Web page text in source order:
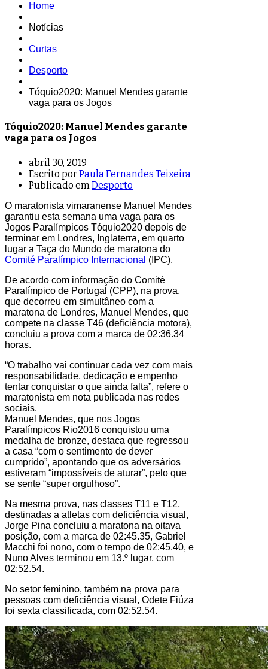
Home
Notícias
Curtas
Desporto
Tóquio2020: Manuel Mendes garante
vaga para os Jogos
Tóquio2020: Manuel Mendes garante
vaga para os Jogos
abril 30, 2019
Escrito porPaula Fernandes Teixeira
Publicado em Desporto
O maratonista vimaranense Manuel Mendes
garantiu esta semana uma vaga para os
Jogos Paralímpicos Tóquio2020 depois de
terminar em Londres, Inglaterra, em quarto
lugar a Taça do Mundo de maratona do
Comité Paralímpico Internacional (IPC).
De acordo com informação do Comité
Paralímpico de Portugal (CPP), na prova,
que decorreu em simultâneo com a
maratona de Londres, Manuel Mendes, que
compete na classe T46 (deficiência motora),
concluiu a prova com a marca de 02:36.34
horas.
“O trabalho vai continuar cada vez com mais
responsabilidade, dedicação e empenho
tentar conquistar o que ainda falta”, refere o
maratonista em nota publicada nas redes
sociais.
Manuel Mendes, que nos Jogos
Paralímpicos Rio2016 conquistou uma
medalha de bronze, destaca que regressou
a casa “com o sentimento de dever
cumprido”, apontando que os adversários
estiveram “impossíveis de aturar”, pelo que
se sente “super orgulhoso”.
Na mesma prova, nas classes T11 e T12,
destinadas a atletas com deficiência visual,
Jorge Pina concluiu a maratona na oitava
posição, com a marca de 02:45.35, Gabriel
Macchi foi nono, com o tempo de 02:45.40, e
Nuno Alves terminou em 13.º lugar, com
02:52.54.
No setor feminino, também na prova para
pessoas com deficiência visual, Odete Fiúza
foi sexta classificada, com 02:52.54.